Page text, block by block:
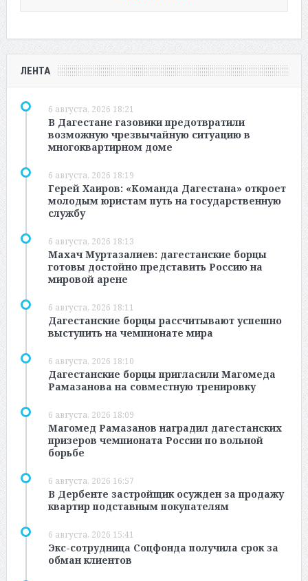
ЛЕНТА
6 августа, 2026 18:21
В Дагестане газовики предотвратили
возможную чрезвычайную ситуацию в
многоквартирном доме
6 августа, 2026 18:19
Герей Хаиров: «Команда Дагестана» откроет
молодым юристам путь на государственную
службу
6 августа, 2026 18:13
Махач Муртазалиев: дагестанские борцы
готовы достойно представить Россию на
мировой арене
6 августа, 2026 18:11
Дагестанские борцы рассчитывают успешно
выступить на чемпионате мира
6 августа, 2026 18:10
Дагестанские борцы пригласили Магомеда
Рамазанова на совместную тренировку
6 августа, 2026 18:09
Магомед Рамазанов наградил дагестанских
призеров чемпионата России по вольной
борьбе
6 августа, 2026 16:57
В Дербенте застройщик осужден за продажу
квартир подставным покупателям
6 августа, 2026 15:41
Экс-сотрудница Соцфонда получила срок за
обман клиентов